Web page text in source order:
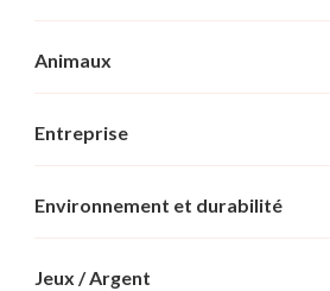
Animaux
Entreprise
Environnement et durabilité
Jeux / Argent